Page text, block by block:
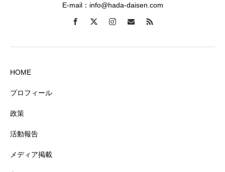
E-mail：info@hada-daisen.com
HOME
プロフィール
政策
活動報告
メディア掲載